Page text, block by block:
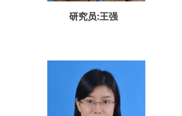
研究员:王强